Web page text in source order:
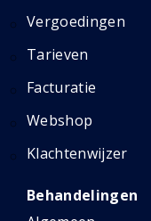
Vergoedingen
Tarieven
Facturatie
Webshop
Klachtenwijzer
Behandelingen